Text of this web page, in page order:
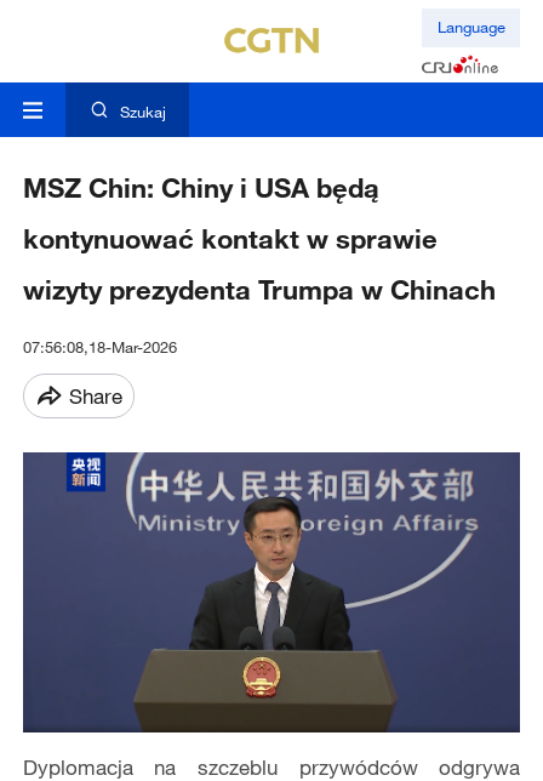
Language
Szukaj
MSZ Chin: Chiny i USA będą
kontynuować kontakt w sprawie
wizyty prezydenta Trumpa w Chinach
07:56:08,18-Mar-2026
Share
Dyplomacja na szczeblu przywódców odgrywa